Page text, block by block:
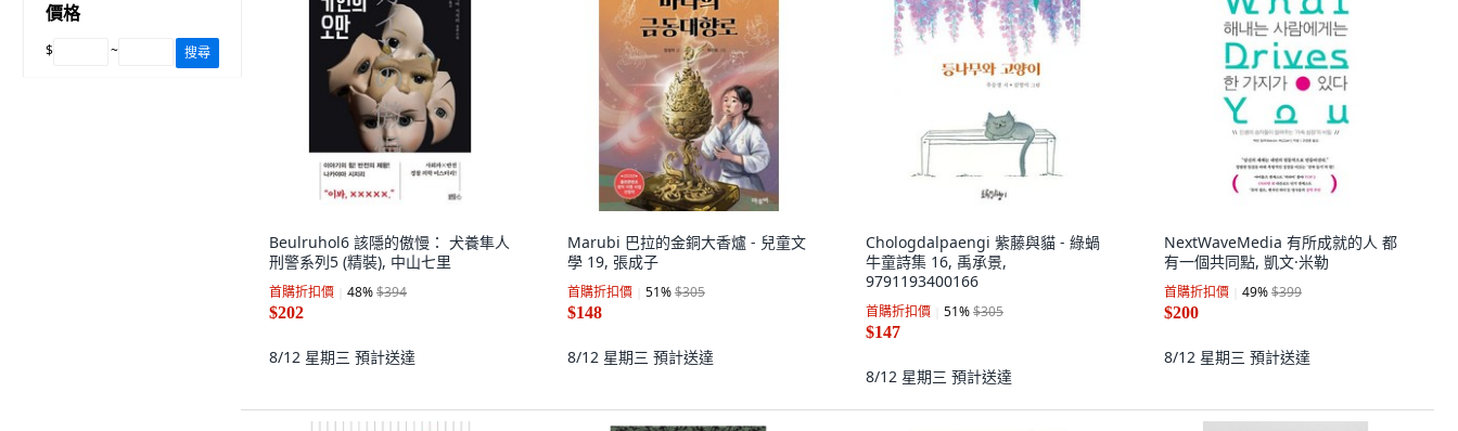
價格
$ ~ 搜尋
Beulruhol6 該隱的傲慢： 犬養隼人
刑警系列5 (精裝), 中山七里
首購折扣價 48%$394
$202
8/12 星期三 預計送達
Marubi 巴拉的金銅大香爐 - 兒童文
學 19, 張成子
首購折扣價 51%$305
$148
8/12 星期三 預計送達
Chologdalpaengi 紫藤與貓 - 綠蝸
牛童詩集 16, 禹承景,
9791193400166
首購折扣價 51%$305
$147
8/12 星期三 預計送達
NextWaveMedia 有所成就的人 都
有一個共同點, 凱文·米勒
首購折扣價 49%$399
$200
8/12 星期三 預計送達